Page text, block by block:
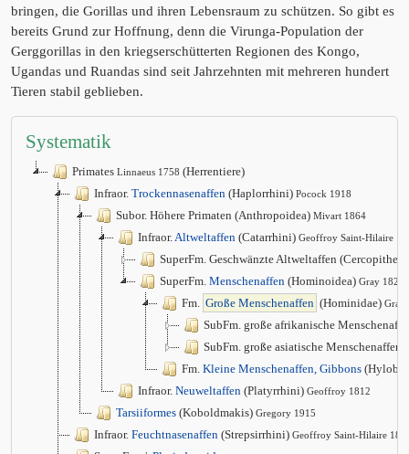
bringen, die Gorillas und ihren Lebensraum zu schützen. So gibt es
bereits Grund zur Hoffnung, denn die Virunga-Population der
Gerggorillas in den kriegserschütterten Regionen des Kongo,
Ugandas und Ruandas sind seit Jahrzehnten mit mehreren hundert
Tieren stabil geblieben.
Systematik
Primates Linnaeus 1758 (Herrentiere)
Infraor. Trockennasenaffen (Haplorrhini) Pocock 1918
Subor. Höhere Primaten (Anthropoidea) Mivart 1864
Infraor.Altweltaffen (Catarrhini) Geoffroy Saint-Hilaire
SuperFm. Geschwänzte Altweltaffen
SuperFm. Menschenaffen (Hominoidea) Gray 1825
Fm. Große Menschenaffen (Hominidae) Gray
SubFm. große afrikanische
SubFm. große asiatische Menschenaffen
Fm. Kleine Menschenaffen, Gibbons
Infraor. Neuweltaffen (Platyrrhini) Geoffroy 1812
Tarsiiformes (Koboldmakis) Gregory 1915
Infraor. Feuchtnasenaffen (Strepsirrhini) Geoffroy Saint-Hilaire